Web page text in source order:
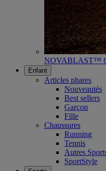
NOVABLAST™
Enfant
Articles phares
Nouveautés
Best sellers
Garçon
Fille
Chaussures
Running
Tennis
Autres
SportStyle